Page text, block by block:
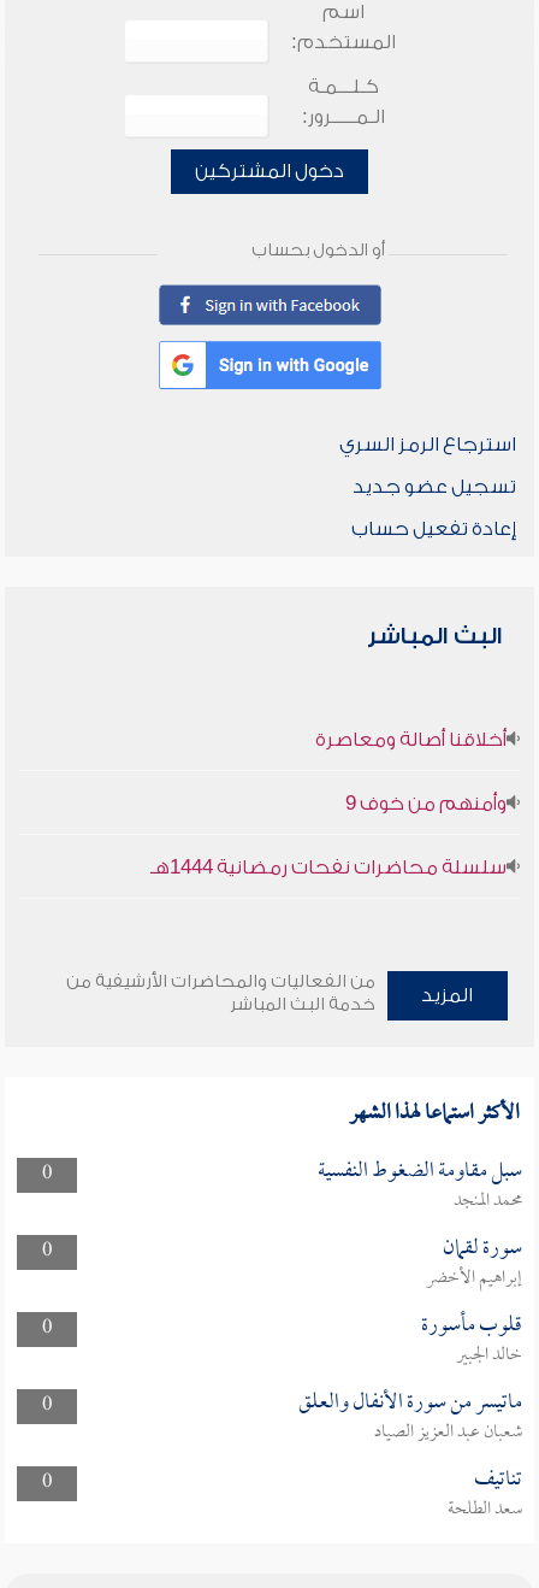
اسم
المستخدم:
كـلـــمـة
الـمـــــرور:
دخول المشتركين
أو الدخول بحساب
استرجاع الرمز السري
تسجيل عضو جديد
إعادة تفعيل حساب
البث المباشر
أخلاقنا أصالة ومعاصرة
وأمنهم من خوف 9
سلسلة محاضرات نفحات رمضانية 1444هـ
المزيد
من الفعاليات والمحاضرات الأرشيفية من
خدمة البث المباشر
الأكثر استماعا لهذا الشهر
0 سبل مقاومة الضغوط النفسية
محمد المنجد
0
سورة لقمان
إبراهيم الأخضر
0
قلوب مأسورة
خالد الجبير
0
ماتيسر من سورة الأنفال والعلق
شعبان عبد العزيز الصياد
0
تناتيف
سعد الطلحة